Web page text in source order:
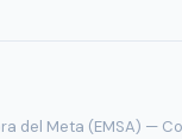
del Meta (EMSA) —